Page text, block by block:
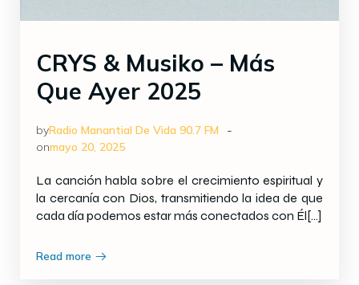
CRYS & Musiko – Más
Que Ayer 2025
byRadio Manantial De Vida 90.7 FM -
onmayo 20, 2025
La canción habla sobre el crecimiento espiritual y
la cercanía con Dios, transmitiendo la idea de que
cada día podemos estar más conectados con Él[…]
Read more